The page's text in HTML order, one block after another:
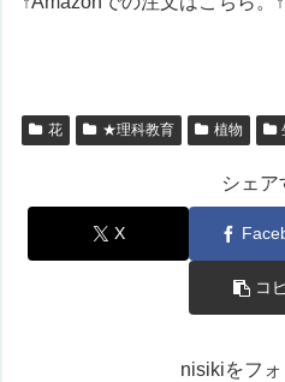
花 ★理科教育 植物
シェア
X
コ
nisikiをフ